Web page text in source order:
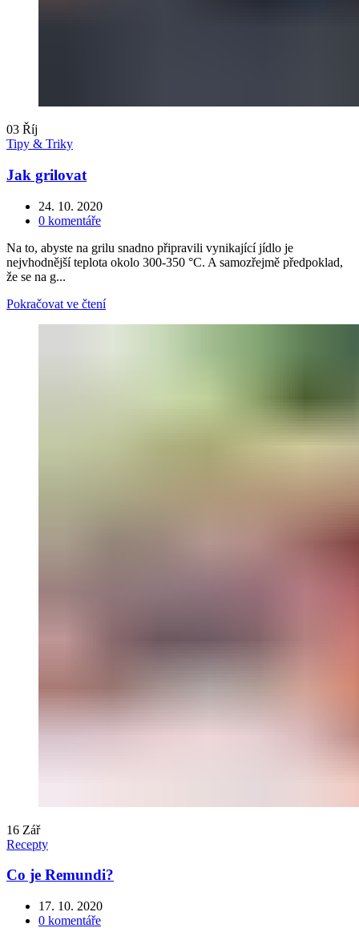
03 Říj
Tipy & Triky
Jak grilovat
24. 10. 2020
0 komentáře
Na to, abyste na grilu snadno připravili vynikající jídlo je
nejvhodnější teplota okolo 300-350 °C. A samozřejmě předpoklad,
že se na g...
Pokračovat ve čtení
16 Zář
Recepty
Co je Remundi?
17. 10. 2020
0 komentáře